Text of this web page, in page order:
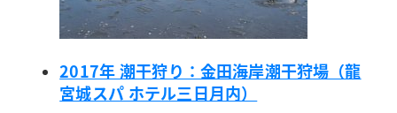
2017年 潮干狩り：金田海岸潮干狩場（龍
宮城スパ ホテル三日月内）